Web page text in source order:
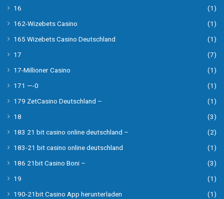
16
(1)
162-Wizebets Casino
(1)
165 Wizebets Casino Deutschland
(1)
17
(7)
17-Millioner Casino
(1)
171 —-0
(1)
179 ZetCasino Deutschland –
(1)
18
(3)
183 21 bit casino online deutschland –
(2)
183-21 bit casino online deutschland
(1)
186 21bit Casino Boni –
(3)
19
(1)
190-21bit Casino App herunterladen
(1)